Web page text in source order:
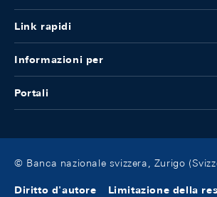
Link rapidi
Informazioni per
Portali
© Banca nazionale svizzera, Zurigo
Diritto d'autore Limitazione della